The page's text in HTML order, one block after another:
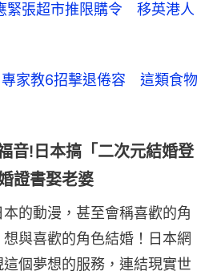
張超市推限購令　移英港人
家教6招擊退倦容　這類食物
音!日本搞「二次元結婚登
證書娶老婆
的動漫，甚至會稱喜歡的角
與喜歡的角色結婚！日本網
這個夢想的服務，連結現實世